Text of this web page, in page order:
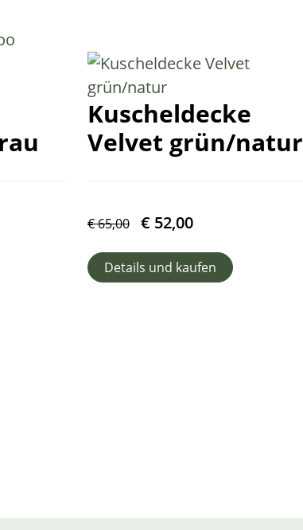
Kuscheldecke
Velvet grün/natur
€65,00 € 52,00
Details und kaufen